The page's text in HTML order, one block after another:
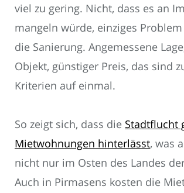
viel zu gering. Nicht, dass es an
mangeln würde, einziges
die Sanierung. Angemessene
Objekt, günstiger Preis, das sind
Kriterien auf einmal.
So zeigt sich, dass die Stadtflucht
Mietwohnungen hinterlässt, was
nicht nur im Osten des Landes
Auch in Pirmasens kosten die